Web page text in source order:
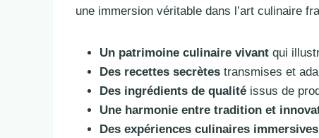
une immersion véritable dans l’art culinaire
Un patrimoine culinaire vivant qui
Des recettes secrètes transmises et
Des ingrédients de qualité issus de
Une harmonie entre tradition et
Des expériences culinaires immersives